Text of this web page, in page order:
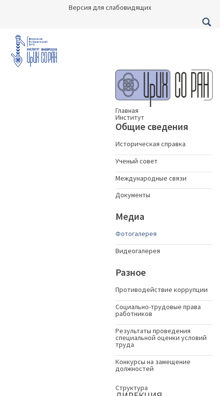
Версия для слабовидящих
Главная
Институт
Общие сведения
Историческая справка
Ученый совет
Международные связи
Документы
Медиа
Фотогалерея
Видеогалерея
Разное
Противодействие коррупции
Социально-трудовые права
работников
Результаты проведения
специальной оценки условий
труда
Конкурсы на замещение
должностей
Структура